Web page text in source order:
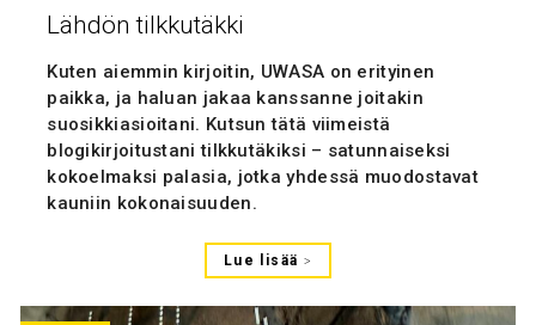
Lähdön tilkkutäkki
Kuten aiemmin kirjoitin, UWASA on erityinen
paikka, ja haluan jakaa kanssanne joitakin
suosikkiasioitani. Kutsun tätä viimeistä
blogikirjoitustani tilkkutäkiksi – satunnaiseksi
kokoelmaksi palasia, jotka yhdessä muodostavat
kauniin kokonaisuuden.
Lue lisää